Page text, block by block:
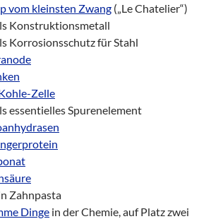
vom kleinsten Zwang („Le Chatelier“)
Konstruktionsmetall
Korrosionsschutz für Stahl
Zelle
essentielles Spurenelement
Zahnpasta
Dinge in der Chemie, auf Platz zwei